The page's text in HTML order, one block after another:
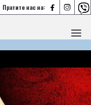
Пратите нас на:   